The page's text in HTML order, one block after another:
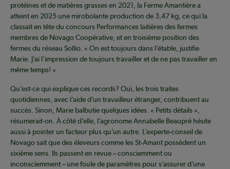
protéines et de matières grasses en 2021, la Ferme Amantière a
atteint en 2025 une mirobolante production de 3,47 kg, ce qui la
classait en tête du concours Performances laitières des fermes
membres de Novago Coopérative, et en troisième position des
fermes du réseau Sollio. « On est toujours dans l’étable, justifie
Marie. J’ai l’impression de toujours travailler et de ne pas travailler en
même temps! »
Qu’est-ce qui explique ces records? Oui, les trois traites
quotidiennes, avec l’aide d’un travailleur étranger, contribuent au
succès. Sinon, Marie balbutie quelques idées. « Petits détails »,
résumerait-on. À côté d’elle, l’agronome Annabelle Beaupré hésite
aussi à pointer un facteur plus qu’un autre. L’experte-conseil de
Novago sait que des éleveurs comme les St-Amant possèdent un
sixième sens. Ils passent en revue – consciemment ou
inconsciemment – une foule de paramètres pour s’assurer d’une